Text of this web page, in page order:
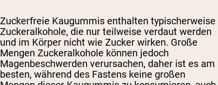
Zuckerfreie Kaugummis enthalten typischerweise
Zuckeralkohole, die nur teilweise verdaut werden
und im Körper nicht wie Zucker wirken. Große
Mengen Zuckeralkohole können jedoch
Magenbeschwerden verursachen, daher ist es am
besten, während des Fastens keine großen